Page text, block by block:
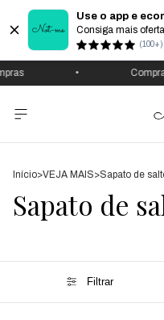
Use o app e
Consiga mais
(100+)
•
Início>VEJA MAIS>Sapato de
Sapato de
Filtrar